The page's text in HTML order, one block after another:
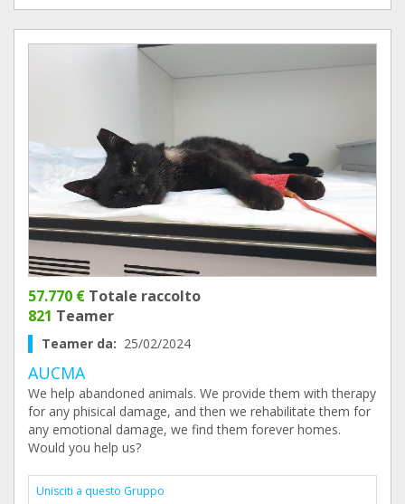
57.770 € Totale raccolto
821 Teamer
Teamer da: 25/02/2024
AUCMA
We help abandoned animals. We provide them with therapy
for any phisical damage, and then we rehabilitate them for
any emotional damage, we find them forever homes.
Would you help us?
Unisciti a questo Gruppo